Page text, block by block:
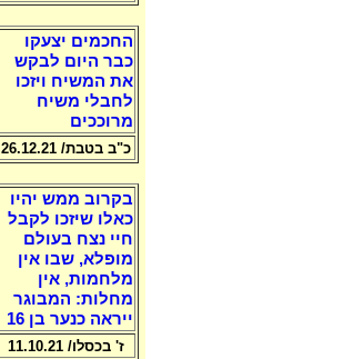
החכמים יצעקו
כבר היום לבקש
את המשיח ויזכו
לחבלי משיח
מרוככים
כ"ב בטבת/ 26.12.21
בקרוב ממש יהיו
כאלו שיזכו לקבל
חיי נצח בעולם
מופלא, שבו אין
מלחמות, אין
מחלות: המבוגר
ייראה כנער בן 16
ז' בכסלו/ 11.10.21